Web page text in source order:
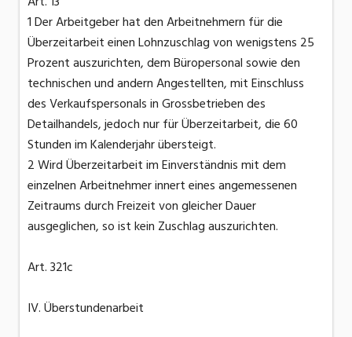
1 Der Arbeitgeber hat den Arbeitnehmern für die
Überzeitarbeit einen Lohnzuschlag von wenigstens 25
Prozent auszurichten, dem Büropersonal sowie den
technischen und andern Angestellten, mit Einschluss
des Verkaufspersonals in Grossbetrieben des
Detailhandels, jedoch nur für Überzeitarbeit, die 60
Stunden im Kalenderjahr übersteigt.
2 Wird Überzeitarbeit im Einverständnis mit dem
einzelnen Arbeitnehmer innert eines angemessenen
Zeitraums durch Freizeit von gleicher Dauer
ausgeglichen, so ist kein Zuschlag auszurichten.
Art. 321c
IV. Überstundenarbeit